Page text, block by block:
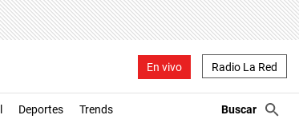
En vivo Radio La Red
Deportes Trends